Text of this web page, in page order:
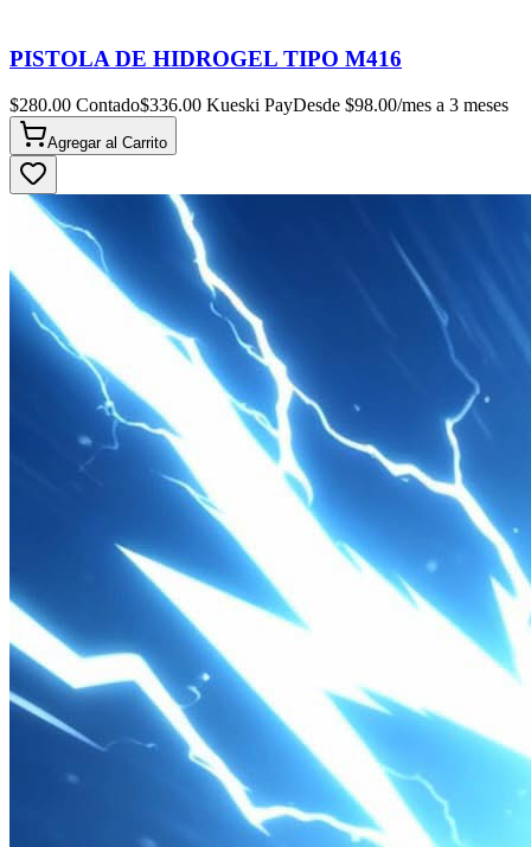
PISTOLA DE HIDROGEL TIPO M416
$280.00 Contado$336.00 Kueski PayDesde $98.00/mes a 3 meses
Agregar al Carrito